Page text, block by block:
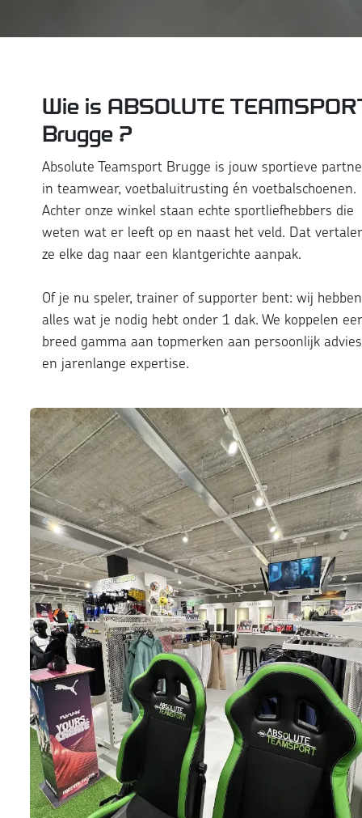
Wie is ABSOLUTE
Brugge ?
Absolute Teamsport Brugge is jouw sportieve
in teamwear, voetbaluitrusting én voetbalschoenen.
Achter onze winkel staan echte sportliefhebbers die
weten wat er leeft op en naast het veld. Dat
ze elke dag naar een klantgerichte aanpak.
Of je nu speler, trainer of supporter bent: wij hebben
alles wat je nodig hebt onder 1 dak. We koppelen
breed gamma aan topmerken aan persoonlijk advies
en jarenlange expertise.